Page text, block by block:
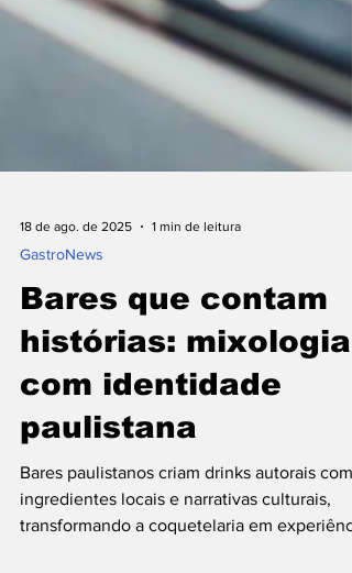
18 de ago. de 2025 1 min de leitura
⁠GastroNews
Bares que contam
histórias: mixologia
com identidade
paulistana